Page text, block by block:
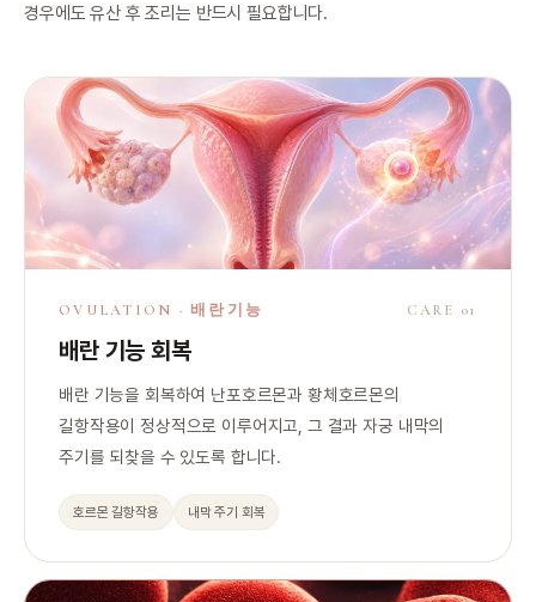
경우에도 유산 후 조리는 반드시 필요합니다.
OVULATION · 배란기능 CARE 01
배란 기능 회복
배란 기능을 회복하여 난포호르몬과 황체호르몬의
길항작용이 정상적으로 이루어지고, 그 결과 자궁 내막의
주기를 되찾을 수 있도록 합니다.
호르몬 길항작용 내막 주기 회복